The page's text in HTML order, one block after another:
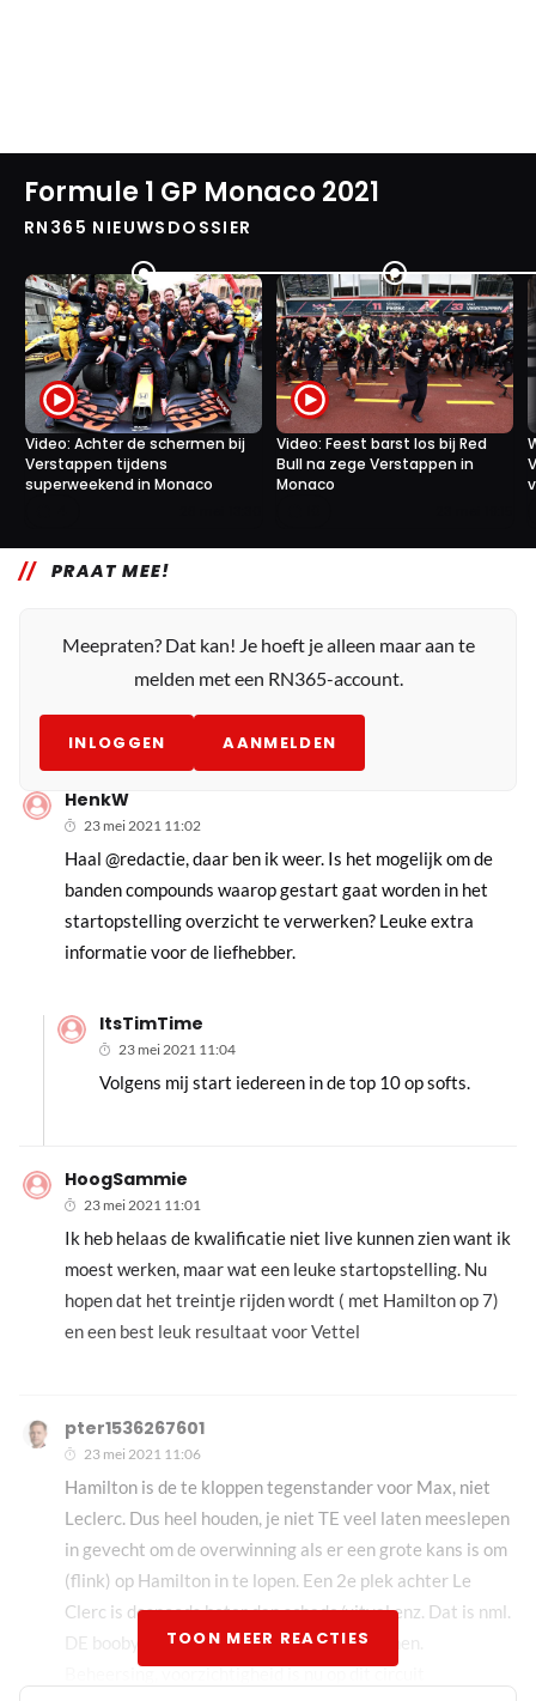
Formule 1 GP Monaco 2021
RN365 NIEUWSDOSSIER
Video: Achter de schermen bij
Verstappen tijdens
superweekend in Monaco
Video: Feest barst los bij Red
Bull na zege Verstappen in
Monaco
PRAAT MEE!
Meepraten? Dat kan! Je hoeft je alleen maar aan te
melden met een RN365-account.
INLOGGEN AANMELDEN
HoogSammie
23 mei 2021 11:01
Ik heb helaas de kwalificatie niet live kunnen zien want ik
moest werken, maar wat een leuke startopstelling. Nu
hopen dat het treintje rijden wordt ( met Hamilton op 7)
en een best leuk resultaat voor Vettel
HenkW
23 mei 2021 11:02
Haal @redactie, daar ben ik weer. Is het mogelijk om de
banden compounds waarop gestart gaat worden in het
startopstelling overzicht te verwerken? Leuke extra
informatie voor de liefhebber.
ItsTimTime
23 mei 2021 11:04
Volgens mij start iedereen in de top 10 op softs.
pter1536267601
23 mei 2021 11:06
Hamilton is de te kloppen tegenstander voor Max, niet
Leclerc. Dus heel houden, je niet TE veel laten meeslepen
in gevecht om de overwinning als er een grote kans is om
(flink) op Hamilton in te lopen. Een 2e plek achter Le
Clerc is desnoods beter dan schade/uitval enz. Dat is nml.
DE boobytrap als Max TE fanatiek wil winnen.
TOON MEER REACTIES